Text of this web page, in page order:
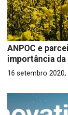
ANPOC e
importância
16 setembro